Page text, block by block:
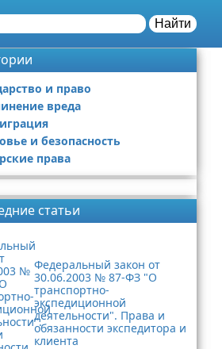
Найти
и право
вреда
и безопасность
права
статьи
Федеральный закон от
30.06.2003 № 87-ФЗ "О
транспортно-
экспедиционной
деятельности". Права и
обязанности экспедитора и
клиента